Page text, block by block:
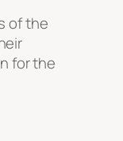
of the
for the